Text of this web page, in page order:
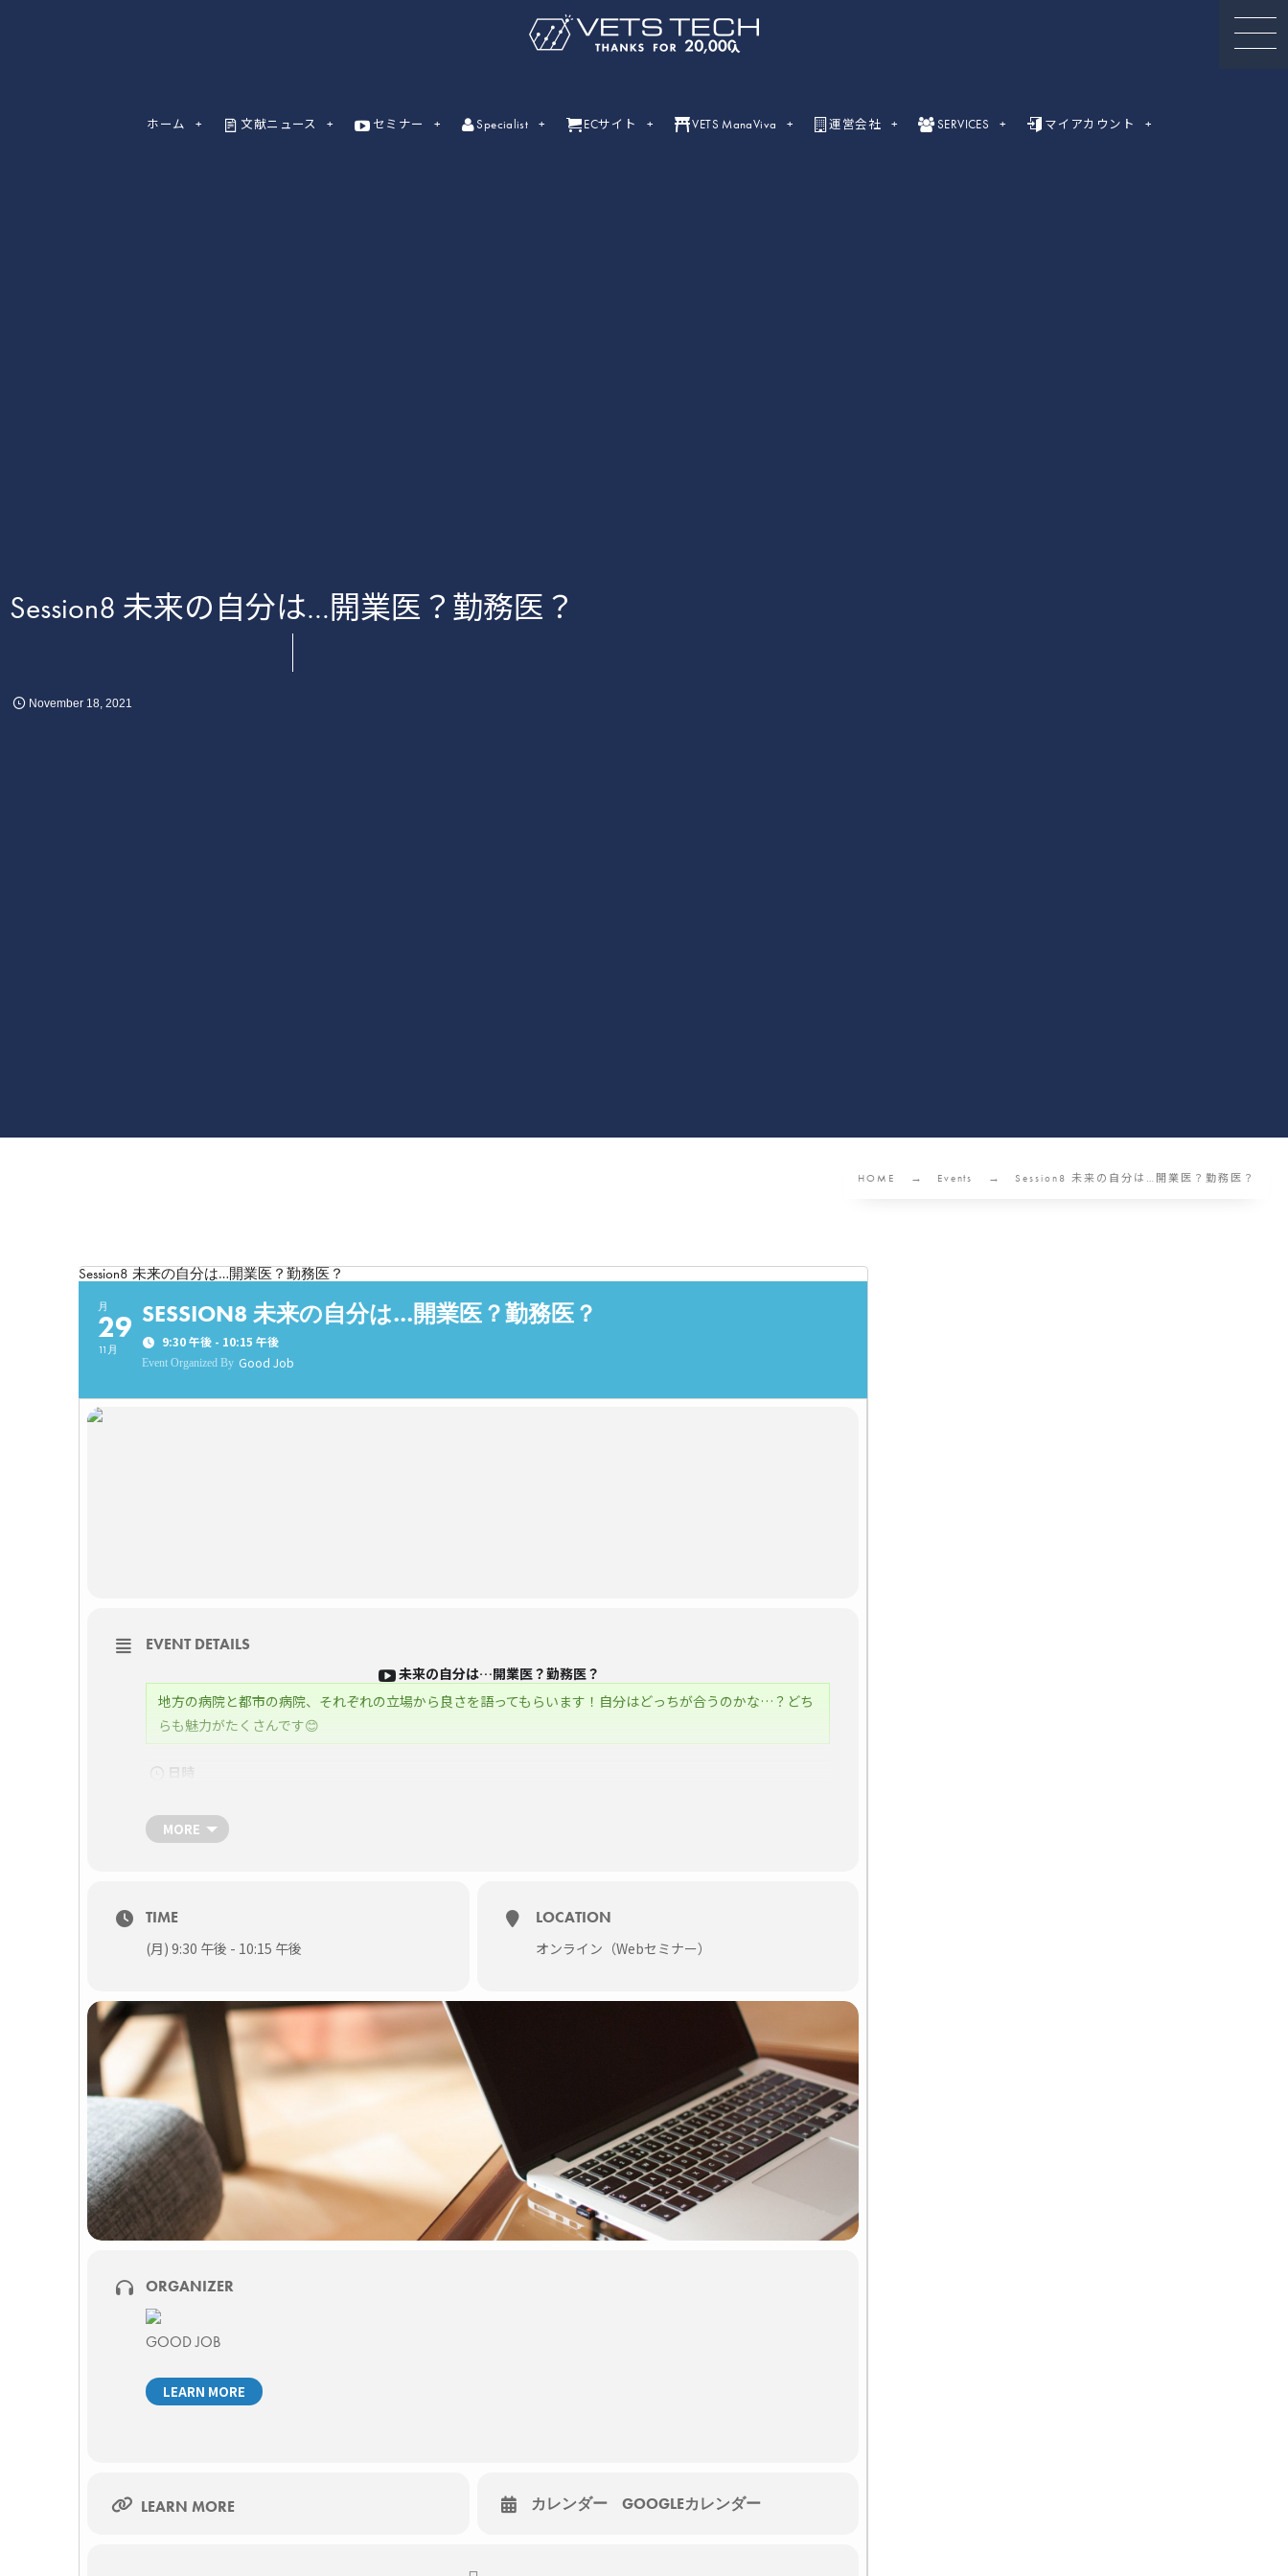
ホーム 文献ニュース セミナー Specialist ECサイト VETS ManaViva 運営会社 SERVICES マイアカウント
Session8 未来の自分は…開業医？勤務医？
November 18, 2021
HOME Events Session8 未来の自分は…開業医？勤務医？
Session8 未来の自分は…開業医？勤務医？
月
29
11月
SESSION8 未来の自分は…開業医？勤務医？
9:30 午後 - 10:15 午後
Event Organized By Good Job
EVENT DETAILS
未来の自分は…開業医？勤務医？
地方の病院と都市の病院、それぞれの立場から良さを語ってもらいます！自分はどっちが合うのかな…？どち
らも魅力がたくさんです😊
日時
セッションタイトル
[txtul text=”未来の自分は…開業医？勤務医？” color1=”#dd9933″ hoverfx=1 bold=1]
Speaker
開業医：平野 隆爾 先生（右京動物病院グループ 代表）
勤務医：一ノ瀬 翔 先生（クローバー動物病院）
視聴ページへ
MORE
TIME
(月) 9:30 午後 - 10:15 午後
LOCATION
オンライン（Webセミナー）
ORGANIZER
GOOD JOB
LEARN MORE
LEARN MORE カレンダー GOOGLEカレンダー